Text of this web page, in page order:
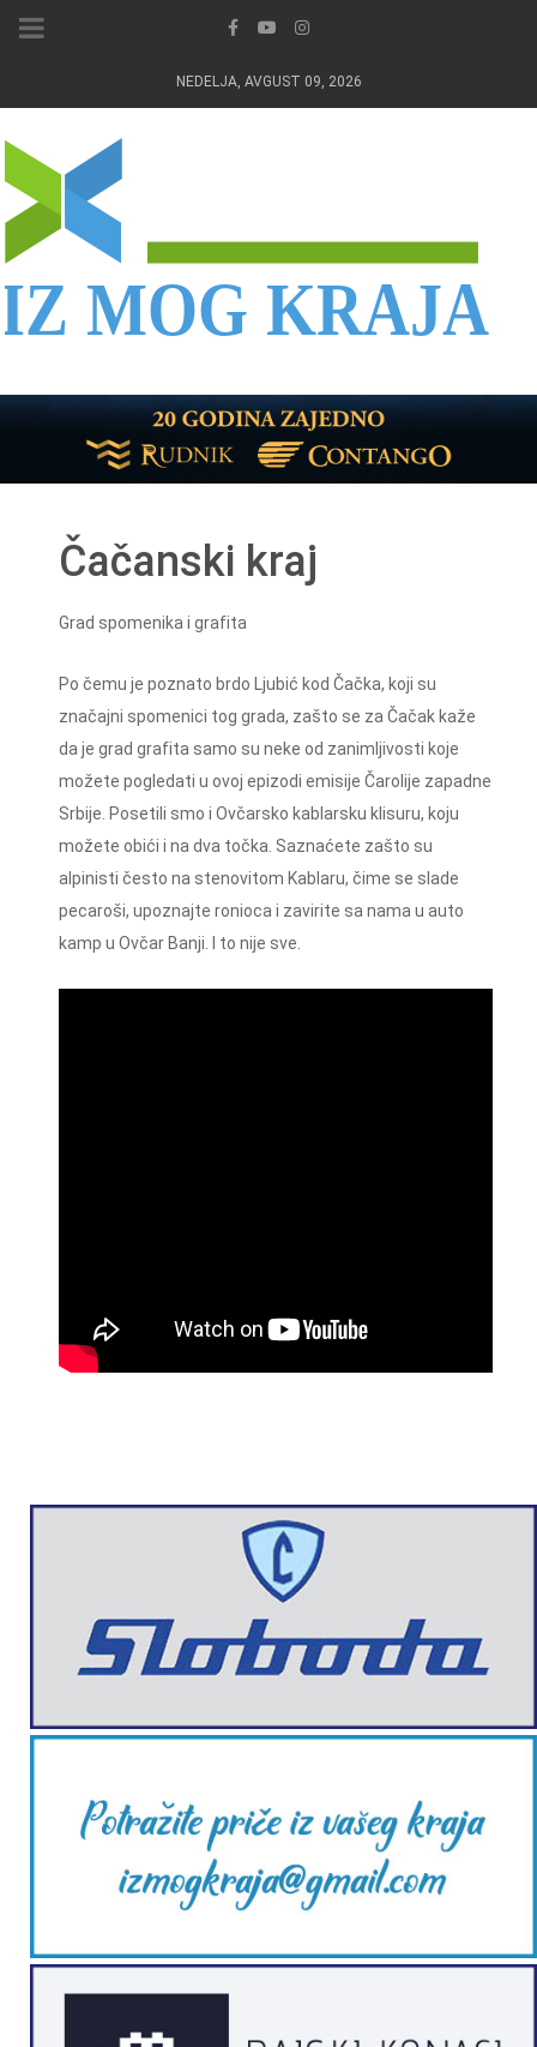
NEDELJA, AVGUST 09, 2026
IZ MOG KRAJA
Čačanski kraj
Grad spomenika i grafita
Po čemu je poznato brdo Ljubić kod Čačka, koji su
značajni spomenici tog grada, zašto se za Čačak kaže
da je grad grafita samo su neke od zanimljivosti koje
možete pogledati u ovoj epizodi emisije Čarolije zapadne
Srbije. Posetili smo i Ovčarsko kablarsku klisuru, koju
možete obići i na dva točka. Saznaćete zašto su
alpinisti često na stenovitom Kablaru, čime se slade
pecaroši, upoznajte ronioca i zavirite sa nama u auto
kamp u Ovčar Banji. I to nije sve.